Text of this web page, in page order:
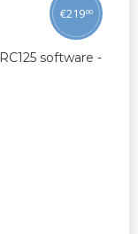
software -
€21900